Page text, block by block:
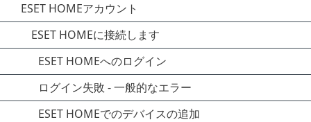
ESET HOMEアカウント
ESET HOMEに接続します
ESET HOMEへのログイン
ログイン失敗 - 一般的なエラー
ESET HOMEでのデバイスの追加